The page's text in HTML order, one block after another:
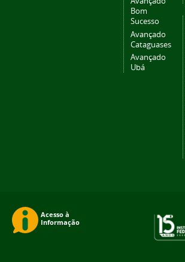
Bom
Sucesso
Avançado
Cataguases
Avançado
Ubá